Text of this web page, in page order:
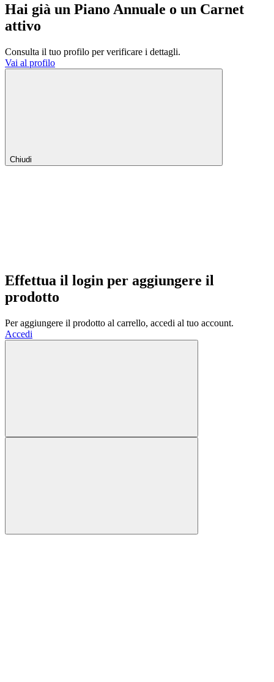
Hai già un Piano Annuale o un Carnet
attivo
Consulta il tuo profilo per verificare i dettagli.
Vai al profilo
Chiudi
Effettua il login per aggiungere il
prodotto
Per aggiungere il prodotto al carrello, accedi al tuo account.
Accedi